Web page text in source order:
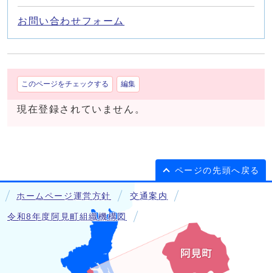
お問い合わせフォーム
このページをチェックする 編集
現在登録されていません。
ページの先頭へ戻る
ホームページ運営方針 交通案内
令和8年度阿見町組織機構図